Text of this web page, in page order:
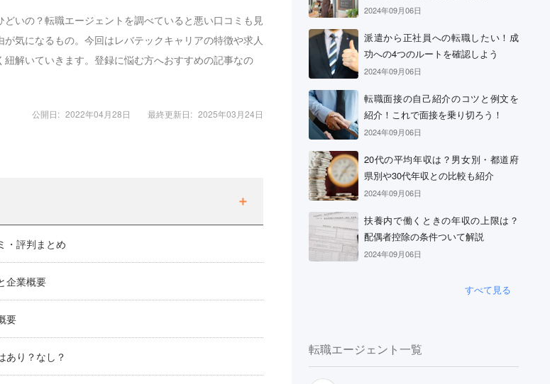
どいの？転職エージェントを調べていると悪い口コミも見
気になるもの。今回はレバテックキャリアの特徴や求人
解いていきます。登録に悩む方へおすすめの記事なの
公開日: 2022年04月28日 最終更新日: 2025年03月24日
・評判まとめ
企業概要
要
あり？なし？
ついて
2024年09月06日
派遣から正社員への転職したい！成
功への4つのルートを確認しよう
2024年09月06日
転職面接の自己紹介のコツと例文を
紹介！これで面接を乗り切ろう！
2024年09月06日
20代の平均年収は？男女別・都道府
県別や30代年収との比較も紹介
2024年09月06日
扶養内で働くときの年収の上限は？
配偶者控除の条件ついて解説
2024年09月06日
すべて見る
転職エージェント一覧